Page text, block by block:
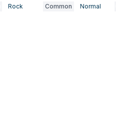
Rock Common Normal